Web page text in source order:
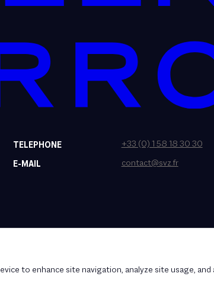
TELEPHONE +33 (0) 1 58 18 30 30
E-MAIL contact@svz.fr
to enhance site navigation, analyze site usage, and